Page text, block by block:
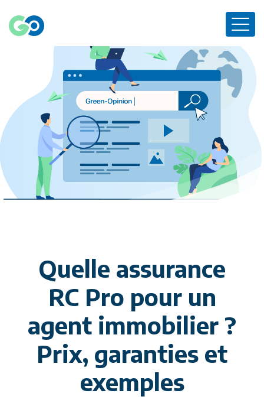
Quelle assurance
RC Pro pour un
agent immobilier ?
Prix, garanties et
exemples